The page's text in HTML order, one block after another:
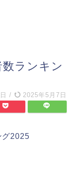
ランキン
/ 2025年5月7日
グ2025